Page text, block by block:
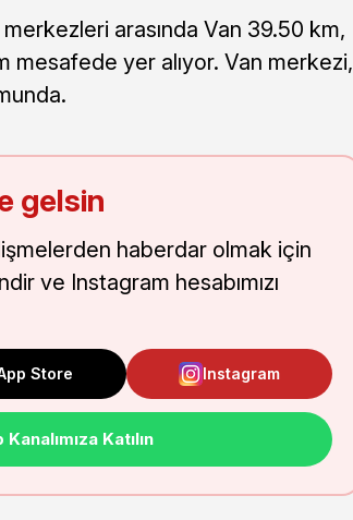
arasında Van 39.50 km,
mesafede yer alıyor. Van merkezi,
gelsin
haberdar olmak için
ve Instagram hesabımızı
Store Instagram
Katılın